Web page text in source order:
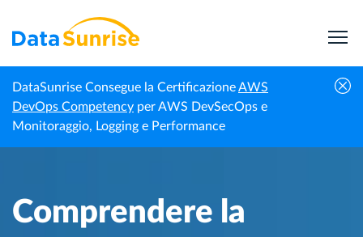
DataSunrise Consegue la CertificazioneAWS
DevOps Competency per AWS DevSecOps e
Monitoraggio, Logging e Performance
Homepage
Centro di
Conoscenza
Comprendere la Traccia di Audit di Sybase per
un Monitoraggio Sicuro dei Dati
Comprendere la